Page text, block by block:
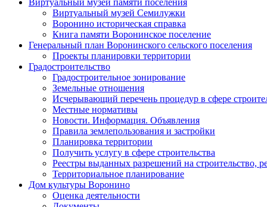
Виртуальный музей памяти поселения
Виртуальный музей Семилужки
Воронино историческая справка
Книга памяти Воронинское поселение
Генеральный план Воронинского сельского поселения
Проекты планировки территории
Градостроительство
Градостроительное зонирование
Земельные отношения
Исчерывающий перечень процедур в сфере
Местные нормативы
Новости. Информация. Объявления
Правила землепользования и застройки
Планировка территории
Получить услугу в сфере строительства
Реестры выданных разрешений на строительство,
Территориальное планирование
Дом культуры Воронино
Оценка деятельности